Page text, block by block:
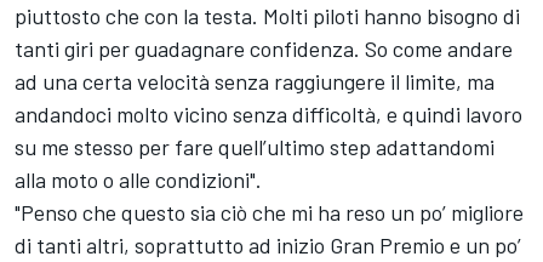
piuttosto che con la testa. Molti piloti hanno bisogno di
tanti giri per guadagnare confidenza. So come andare
ad una certa velocità senza raggiungere il limite, ma
andandoci molto vicino senza difficoltà, e quindi lavoro
su me stesso per fare quell’ultimo step adattandomi
alla moto o alle condizioni".
"Penso che questo sia ciò che mi ha reso un po’ migliore
di tanti altri, soprattutto ad inizio Gran Premio e un po’